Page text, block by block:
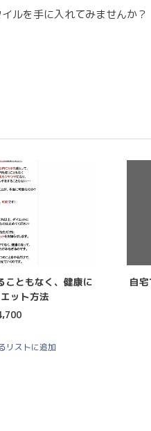
ルを手に入れてみませんか？
こともなく、健康に
ット方法
リストに追加
自